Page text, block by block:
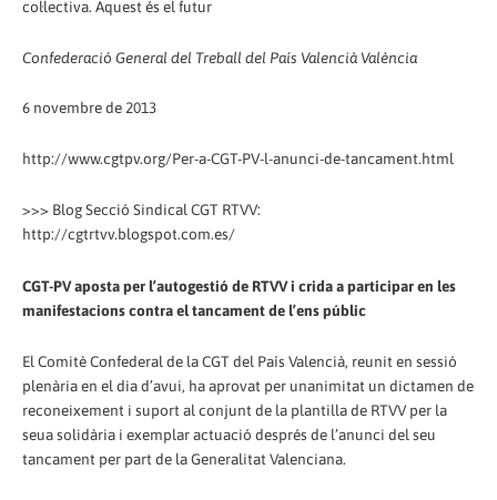
col·lectiva. Aquest és el futur
Confederació General del Treball del País Valencià València
6 novembre de 2013
http://www.cgtpv.org/Per-a-CGT-PV-l-anunci-de-tancament.html
>>> Blog Secció Sindical CGT RTVV:
http://cgtrtvv.blogspot.com.es/
CGT-PV aposta per l’autogestió de RTVV i crida a participar en les
manifestacions contra el tancament de l’ens públic
El Comitè Confederal de la CGT del País Valencià, reunit en sessió
plenària en el dia d’avui, ha aprovat per unanimitat un dictamen de
reconeixement i suport al conjunt de la plantilla de RTVV per la
seua solidària i exemplar actuació després de l’anunci del seu
tancament per part de la Generalitat Valenciana.